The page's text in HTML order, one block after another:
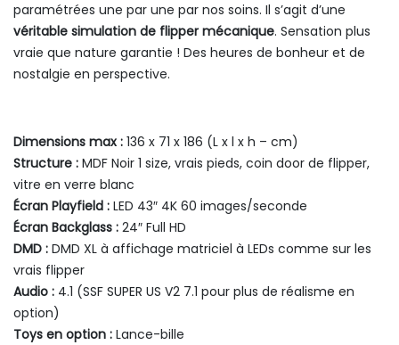
paramétrées une par une par nos soins. Il s’agit d’une
véritable simulation de flipper mécanique. Sensation plus
vraie que nature garantie ! Des heures de bonheur et de
nostalgie en perspective.
Dimensions max : 136 x 71 x 186 (L x l x h – cm)
Structure : MDF Noir 1 size, vrais pieds, coin door de flipper,
vitre en verre blanc
Écran Playfield : LED 43″ 4K 60 images/seconde
Écran Backglass : 24″ Full HD
DMD : DMD XL à affichage matriciel à LEDs comme sur les
vrais flipper
Audio : 4.1 (SSF SUPER US V2 7.1 pour plus de réalisme en
option)
Toys en option : Lance-bille